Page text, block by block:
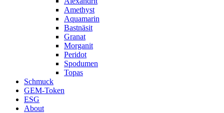
Amethyst
Aquamarin
Bastnäsit
Granat
Morganit
Peridot
Spodumen
Topas
Schmuck
GEM-Token
ESG
About